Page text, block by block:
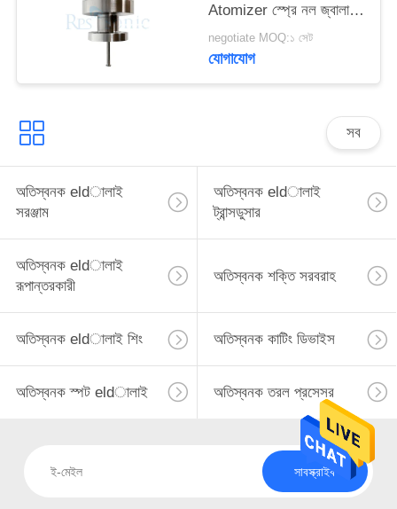
Atomizer স্প্রে নল জ্বালানী
সেল উত্পাদন জন্য
negotiate MOQ:১ সেট
যোগাযোগ
সব
অতিস্বনক eldালাই
সরঞ্জাম
অতিস্বনক eldালাই
ট্রান্সডুসার
অতিস্বনক eldালাই
রূপান্তরকারী
অতিস্বনক শক্তি সরবরাহ
অতিস্বনক eldালাই শিং অতিস্বনক কাটিং ডিভাইস
অতিস্বনক স্পট eldালাই অতিস্বনক তরল প্রসেসর
সাবস্ক্রাইব